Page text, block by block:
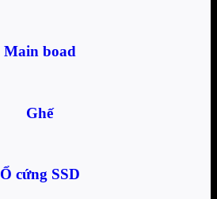
Main boad
Ghế
Ổ cứng SSD